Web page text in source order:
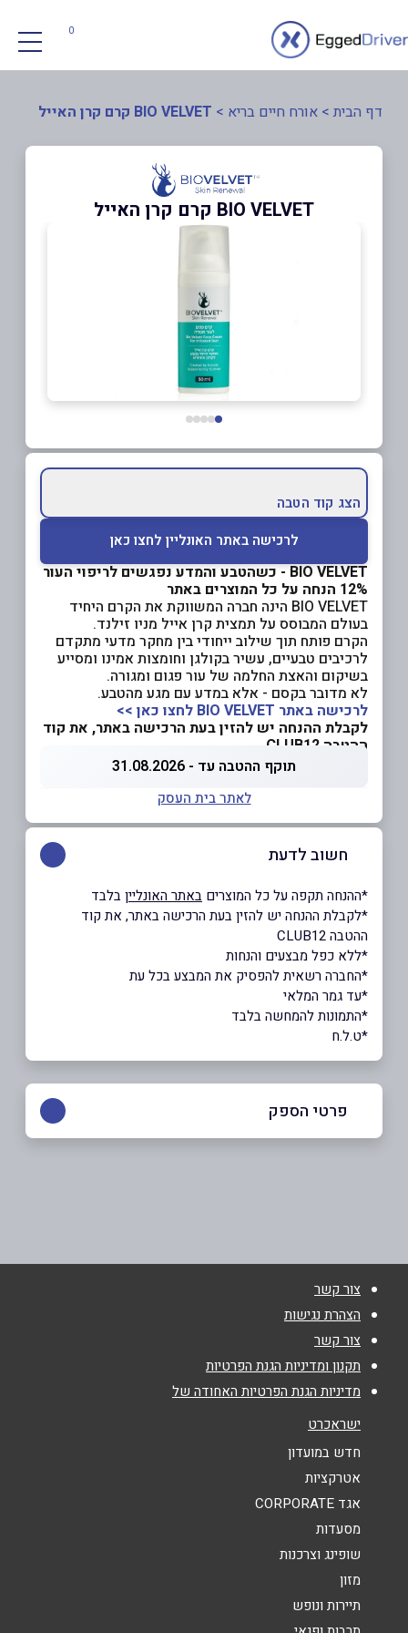
0
דף הבית > אורח חיים בריא > BIO VELVET קרם קרן האייל
BIO VELVET קרם קרן האייל
הצג קוד הטבה
לרכישה באתר האונליין לחצו כאן
BIO VELVET - כשהטבע והמדע נפגשים לריפוי העור
12% הנחה על כל המוצרים באתר
BIO VELVET הינה חברה המשווקת את הקרם היחיד
בעולם המבוסס על תמצית קרן אייל מניו זילנד.
הקרם פותח תוך שילוב ייחודי בין מחקר מדעי מתקדם
לרכיבים טבעיים, עשיר בקולגן וחומצות אמינו ומסייע
בשיקום והאצת החלמה של עור פגום ומגורה.
לא מדובר בקסם - אלא במדע עם מגע מהטבע.
לרכישה באתר BIO VELVET לחצו כאן >>
לקבלת ההנחה יש להזין בעת הרכישה באתר, את קוד
ההטבה CLUB12
תוקף ההטבה עד - 31.08.2026
לאתר בית העסק
חשוב לדעת
ָ*ההנחה תקפה על כל המוצרים באתר האונלייןבלבד
*לקבלת ההנחה יש להזין בעת הרכישה באתר, את קוד
ההטבה CLUB12
ָ*ללא כפל מבצעים והנחות
*החברה רשאית להפסיק את המבצע בכל עת
*עד גמר המלאי
*התמונות להמחשה בלבד
*ט.ל.ח
פרטי הספק
שם מלא
טלפון
נושא*
אנא חזרו אלי בקשר ל...
הודעה*
צור קשר
הצהרת נגישות
צור קשר
תקנון ומדיניות הגנת הפרטיות
מדיניות הגנת הפרטיות האחודה של
ישראכרט
חדש במועדון
אטרקציות
אגד CORPORATE
מסעדות
שופינג וצרכנות
מזון
תיירות ונופש